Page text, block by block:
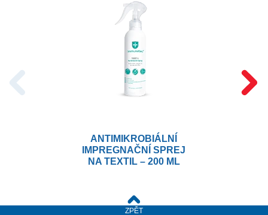
ANTIMIKROBIÁLNÍ
IMPREGNAČNÍ SPREJ
NA TEXTIL – 200 ML
ZPĚT